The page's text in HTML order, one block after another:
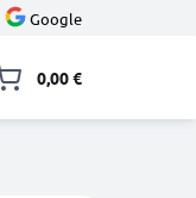
Google
0,00 €